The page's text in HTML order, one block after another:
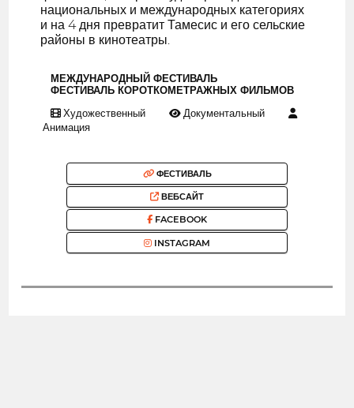
национальных и международных категориях
и на 4 дня превратит Тамесис и его сельские
районы в кинотеатры.
МЕЖДУНАРОДНЫЙ ФЕСТИВАЛЬ
ФЕСТИВАЛЬ КОРОТКОМЕТРАЖНЫХ ФИЛЬМОВ
Художественный
Документальный
Анимация
ФЕСТИВАЛЬ
ВЕБСАЙТ
FACEBOOK
INSTAGRAM